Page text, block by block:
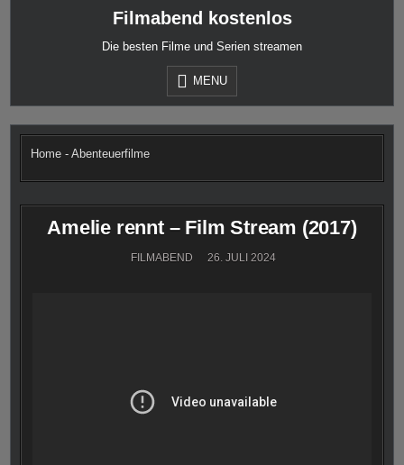
Filmabend kostenlos
Die besten Filme und Serien streamen
MENU
Home -Abenteuerfilme
Amelie rennt – Film Stream (2017)
FILMABEND 26. JULI 2024